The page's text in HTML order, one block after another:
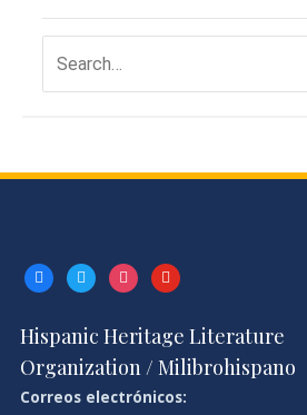
facebooktwitterinstagramyoutube
Hispanic Heritage Literature
Organization / Milibrohispano
Correos electrónicos: